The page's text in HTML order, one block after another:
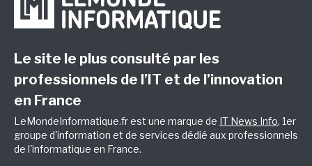
Le site le plus consulté par les
professionnels de l’IT et de l’innovation
en France
LeMondeInformatique.fr est une marque de IT News Info, 1er
groupe d'information et de services dédié aux professionnels
de l'informatique en France.